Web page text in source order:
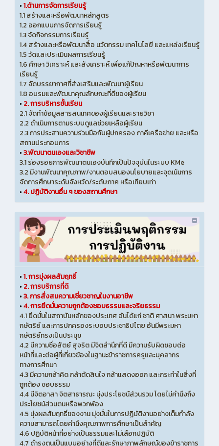
•1.ด้านการจัดการเรียนรู้
1.1 สร้างและหรือพัฒนาหลักสูตร
1.2 ออกแบบการจัดการเรียนรู้
1.3 จัดกิจกรรมการเรียนรู้
1.4 สร้างและหรือพัฒนาสื่อ นวัตกรรม เทคโนโลยี และแหล่งเรียนรู้
1.5 วัดและประเมินผลการเรียนรู้
1.6 ศึกษา วิเคราะห์ และสังเคราะห์ เพื่อแก้ปัญหาหรือพัฒนาการ
เรียนรู้
1.7 จัดบรรยากาศที่ส่งเสริมและพัฒนาผู้เรียน
1.8 อบรมและพัฒนาคุณลักษณะที่ดีของผู้เรียน
• 2. การบริหารชั้นเรียน
2.1 จัดทำข้อมูลสารสนเทศของผู้เรียนและรายวิชา
2.2 ดำเนินการตามระบบดูแลช่วยเหลือผู้เรียน
2.3 การประสานความร่วมมือกับผู้ปกครอง ภาคีเครือข่าย และหรือ
สถานประกอบการ
•3.พัฒนาตนเองและวิชาชีพ
3.1 ร่องรอยการพัฒนาตนเองบันทึกเป็นปัจจุบันในระบบ KMe
3.2 มีงานพัฒนาคุณภาพ/งานตอบสนองนโยบายและจุดเน้นการ
จัดการศึกษาระดับจังหวัด/ระดับภาค หรือเทียบเท่า
•4. ปฏิบัติงานอื่น ๆ ของสถานศึกษา
•1. การมุ่งผลสัมฤทธิ์
• 2. การบริการที่ดี
•3. การสั่งสมความเชี่ยวชาญในงานอาชีพ
•4. การยึดมั่นความถูกต้องชอบธรรมและจริยธรรม
4.1 ยึดมั่นในสถาบันหลักของประเทศ อันได้แก่ ชาติ ศาสนา พระมหา
กษัตริย์ และการปกครองระบอบประชาธิปไตย อันมีพระมหา
กษัตริย์ทรงเป็นประมุข
4.2 มีความซื่อสัตย์ สุจริต มีจิตสำนึกที่ดี มีความรับผิดชอบต่อ
หน้าที่และต่อผู้ที่เกี่ยวข้องในฐานะข้าราชการครูและบุคลากร
ทางการศึกษา
4.3 มีความกล้าคิด กล้าตัดสินใจ กล้าแสดงออก และกระทำในสิ่งที่
ถูกต้อง ชอบธรรม
4.4 มีจิตอาสา จิตสาธารณะ มุ่งประโยชน์ส่วนรวม โดยไม่คำนึงถึง
ประโยชน์ส่วนตนหรือพวกพ้อง
4.5 มุ่งผลสัมฤทธิ์ของงาน มุ่งมั่นในการปฏิบัติงานอย่างเต็มกำลัง
ความสามารถโดยคำนึงคุณภาพการศึกษาเป็นสำคัญ
4.6 ปฏิบัติหน้าที่อย่างเป็นธรรมและไม่เลือกปฏิบัติ
4.7 ดำรงตนเป็นแบบอย่างที่ดีและรักษาภาพลักษณ์ของข้าราชการ